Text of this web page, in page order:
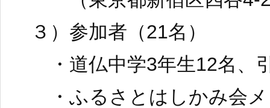
３）参加者（21名）
・道仏中学3年生12名
・ふるさとはしかみ会